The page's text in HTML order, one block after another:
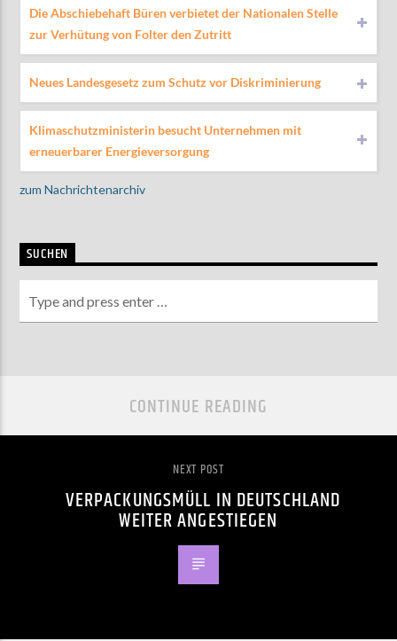
Die Abschiebehaft Büren verbietet der Nationalen Stelle
zur Verhütung von Folter den Zutritt
Neues Landesgesetz zum Schutz vor Diskriminierung
Klimaschutzministerin besucht Unternehmen mit
erneuerbarer Energieversorgung
zum Nachrichtenarchiv
SUCHEN
CONTINUE READING
NEXT POST
VERPACKUNGSMÜLL IN DEUTSCHLAND
WEITER ANGESTIEGEN